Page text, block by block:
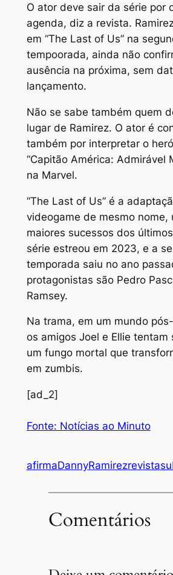
O ator deve sair da série por
agenda, diz a revista.
em “The Last of Us” na
tempoorada, ainda não
ausência na próxima, sem
lançamento.
Não se sabe também quem
lugar de Ramirez. O ator é
também por interpretar o
“Capitão América: Admirável
na Marvel.
“The Last of Us” é a
videogame de mesmo nome,
maiores sucessos dos
série estreou em 2023, e a
temporada saiu no ano
protagonistas são Pedro
Ramsey.
Na trama, em um mundo
os amigos Joel e Ellie tentam
um fungo mortal que
em zumbis.
[ad_2]
Fonte: Notícias ao Minuto
afirmaDannyRamirezrevista
Comentários